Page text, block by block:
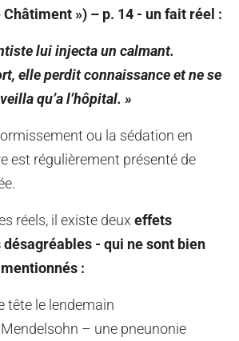
Châtiment ») – p. 14 - un fait réel :
lui injecta un calmant.
elle perdit connaissance et ne se
qu’a l’hôpital. »
ou la sédation en
est régulièrement présenté de
réels, il existe deux effets
- qui ne sont bien
:
tête le lendemain
– une pneunonie